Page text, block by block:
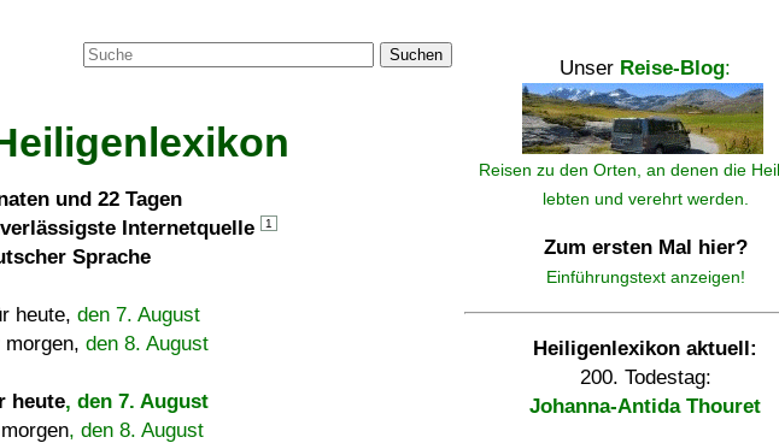
Suchen
und 22 Tagen
Internetquelle
1
Sprache
heute, den 7. August
den 8. August
heute, den 7. August
, den 8. August
Unser Reise-Blog:
Reisen zu den Orten, an denen die
lebten und verehrt werden.
Zum ersten Mal hier?
Einführungstext anzeigen!
Heiligenlexikon aktuell:
200. Todestag:
Johanna-Antida Thouret